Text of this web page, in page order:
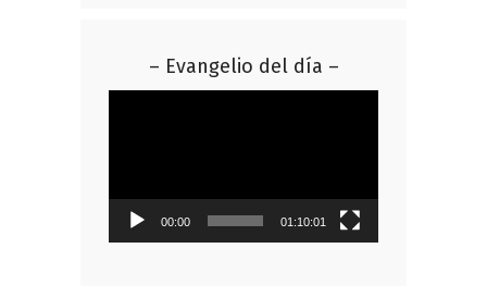
– Evangelio del día –
00:00 01:10:01